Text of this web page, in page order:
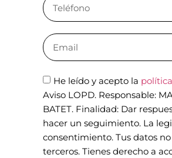
He leído y acepto la
Aviso LOPD. Responsable:
BATET. Finalidad: Dar
hacer un seguimiento. La
consentimiento. Tus datos
terceros. Tienes derecho a